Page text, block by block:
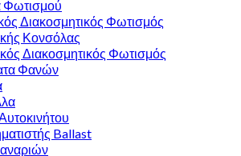
Φωτισμού
Διακοσμητικός Φωτισμός
Κονσόλας
Διακοσμητικός Φωτισμός
Φανών
Ballast